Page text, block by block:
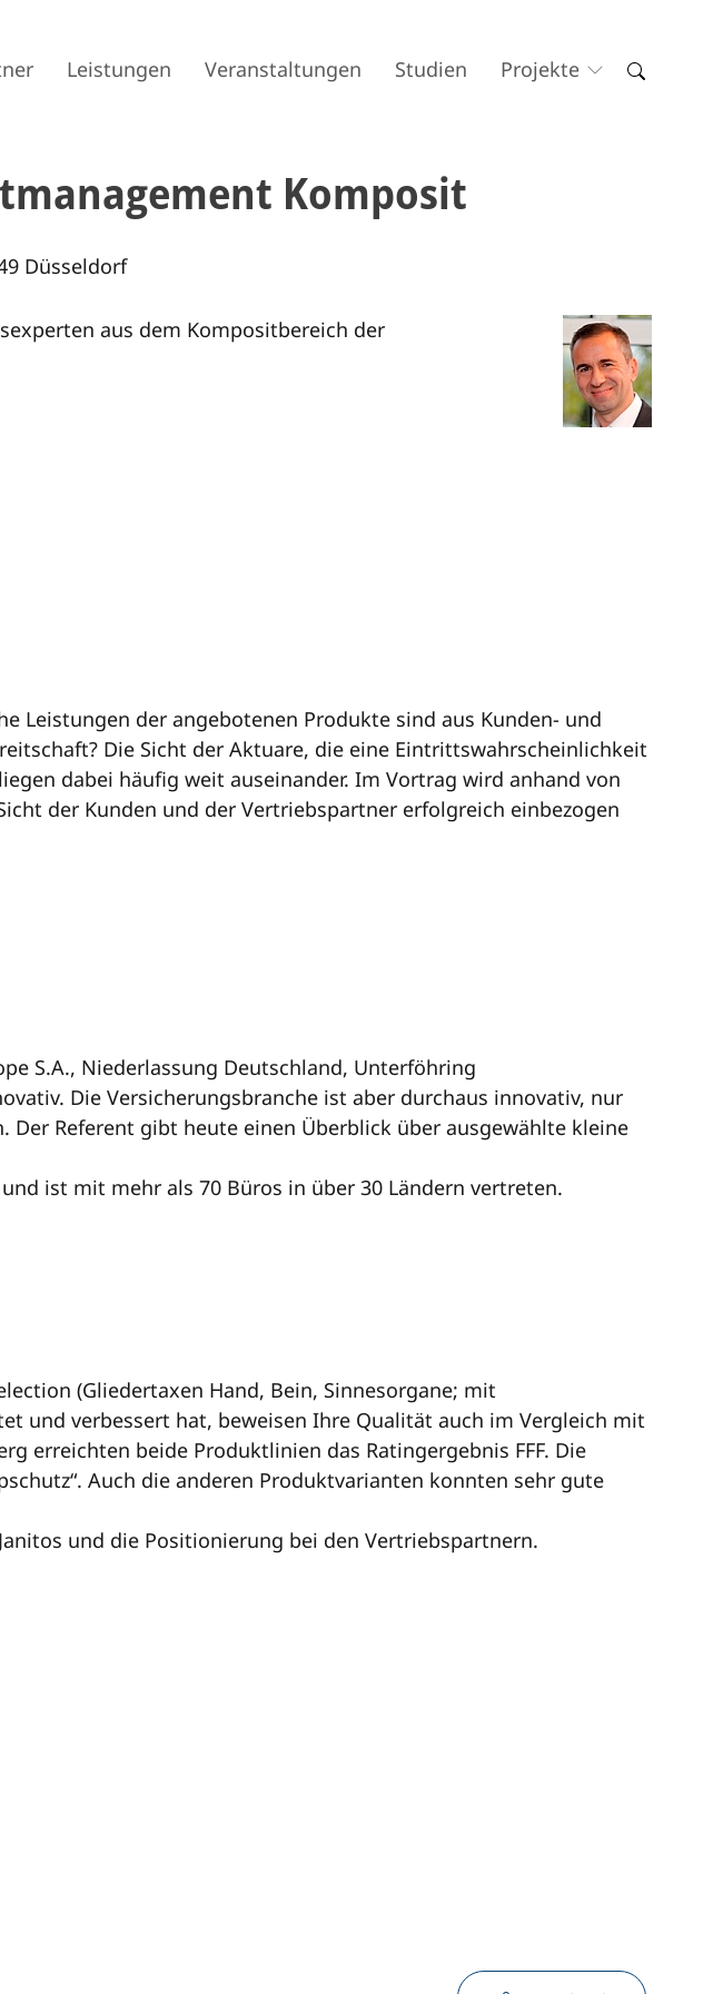
Leistungen Veranstaltungen Studien Projekte
Komposit
Düsseldorf
aus dem Kompositbereich der
Leistungen der angebotenen Produkte sind aus Kunden- und
Die Sicht der Aktuare, die eine Eintrittswahrscheinlichkeit
dabei häufig weit auseinander. Im Vortrag wird anhand von
der Kunden und der Vertriebspartner erfolgreich einbezogen
S.A., Niederlassung Deutschland, Unterföhring
Die Versicherungsbranche ist aber durchaus innovativ, nur
Referent gibt heute einen Überblick über ausgewählte kleine
ist mit mehr als 70 Büros in über 30 Ländern vertreten.
(Gliedertaxen Hand, Bein, Sinnesorgane; mit
und verbessert hat, beweisen Ihre Qualität auch im Vergleich mit
erreichten beide Produktlinien das Ratingergebnis FFF. Die
Auch die anderen Produktvarianten konnten sehr gute
und die Positionierung bei den Vertriebspartnern.